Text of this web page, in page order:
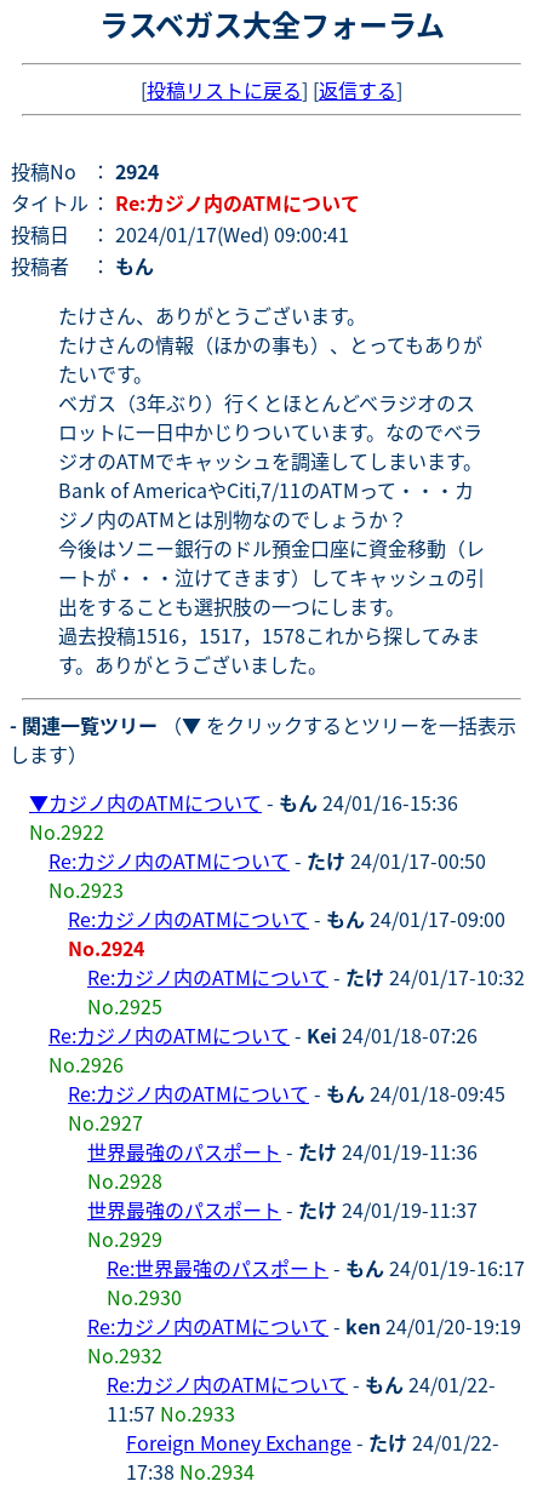
ラスベガス大全フォーラム
[投稿リストに戻る] [返信する]
投稿No ： 2924
タイトル ： Re:カジノ内のATMについて
投稿日
： 2024/01/17(Wed) 09:00:41
投稿者
： もん
たけさん、ありがとうございます。
たけさんの情報（ほかの事も）、とってもありが
たいです。
ベガス（3年ぶり）行くとほとんどべラジオのス
ロットに一日中かじりついています。なのでべラ
ジオのATMでキャッシュを調達してしまいます。
Bank of AmericaやCiti,7/11のATMって・・・カ
ジノ内のATMとは別物なのでしょうか？
今後はソニー銀行のドル預金口座に資金移動（レ
ートが・・・泣けてきます）してキャッシュの引
出をすることも選択肢の一つにします。
過去投稿1516，1517，1578これから探してみま
す。ありがとうございました。
- 関連一覧ツリー （▼ をクリックするとツリーを一括表示
します）
▼カジノ内のATMについて - もん24/01/16-15:36
No.2922
Re:カジノ内のATMについて - たけ 24/01/17-00:50
No.2923
Re:カジノ内のATMについて - もん24/01/17-09:00
No.2924
Re:カジノ内のATMについて - たけ 24/01/17-10:32
No.2925
Re:カジノ内のATMについて - Kei 24/01/18-07:26
No.2926
Re:カジノ内のATMについて - もん24/01/18-09:45
No.2927
世界最強のパスポート - たけ 24/01/19-11:36
No.2928
世界最強のパスポート - たけ 24/01/19-11:37
No.2929
Re:世界最強のパスポート - もん24/01/19-16:17
No.2930
Re:カジノ内のATMについて - ken 24/01/20-19:19
No.2932
Re:カジノ内のATMについて - もん24/01/22-
11:57 No.2933
Foreign Money Exchange- たけ 24/01/22-
17:38 No.2934